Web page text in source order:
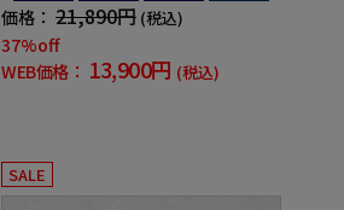
価格： 21,890円 (税込)
37%off
WEB価格： 13,900円 (税込)
SALE